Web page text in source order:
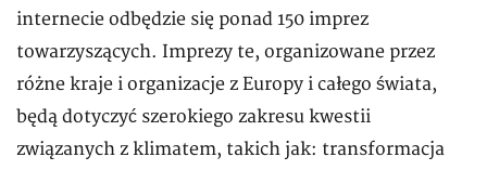
internecie odbędzie się ponad 150 imprez
towarzyszących. Imprezy te, organizowane przez
różne kraje i organizacje z Europy i całego świata,
będą dotyczyć szerokiego zakresu kwestii
związanych z klimatem, takich jak: transformacja